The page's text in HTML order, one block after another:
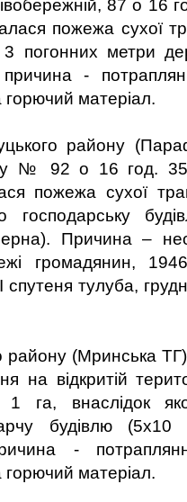
87 о 16
пожежа сухої
погонних метри
причина -
матеріал.
району
№ 92 о 16 год.
пожежа сухої
господарську
Причина –
громадянин,
спутеня тулуба,
району (Мринська
на відкритій
га, внаслідок
будівлю (5х10
-
матеріал.